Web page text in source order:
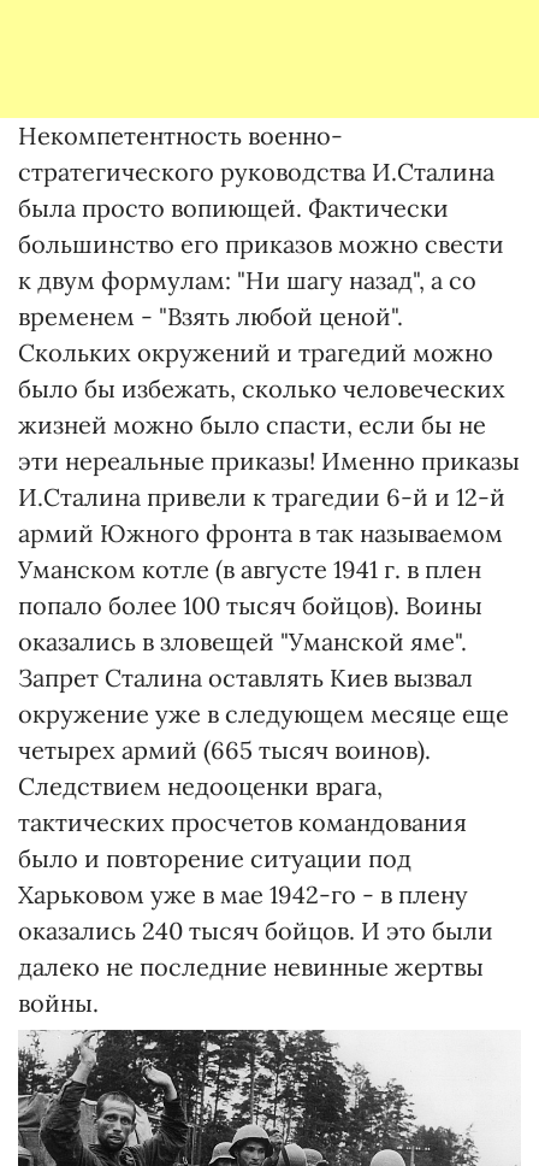
Некомпетентность военно-
стратегического руководства И.Сталина
была просто вопиющей. Фактически
большинство его приказов можно свести
к двум формулам: "Ни шагу назад", а со
временем - "Взять любой ценой".
Скольких окружений и трагедий можно
было бы избежать, сколько человеческих
жизней можно было спасти, если бы не
эти нереальные приказы! Именно приказы
И.Сталина привели к трагедии 6-й и 12-й
армий Южного фронта в так называемом
Уманском котле (в августе 1941 г. в плен
попало более 100 тысяч бойцов). Воины
оказались в зловещей "Уманской яме".
Запрет Сталина оставлять Киев вызвал
окружение уже в следующем месяце еще
четырех армий (665 тысяч воинов).
Следствием недооценки врага,
тактических просчетов командования
было и повторение ситуации под
Харьковом уже в мае 1942-го - в плену
оказались 240 тысяч бойцов. И это были
далеко не последние невинные жертвы
войны.